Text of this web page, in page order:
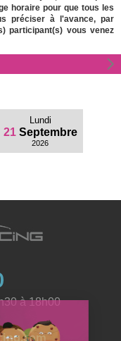
horaire pour que tous les
préciser à l'avance, par
participant(s) vous venez
Lundi
21 Septembre
2026
à 18h00